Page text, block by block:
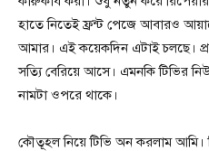
হাতে নিতেই ফ্রন্ট পেজে আবারও
আমার। এই কয়েকদিন এটাই চলছে।
সত্যি বেরিয়ে আসে। এমনকি টিভির
নামটা ওপরে থাকে।
কৌতূহল নিয়ে টিভি অন করলাম আমি।